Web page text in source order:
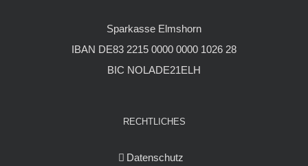
Sparkasse Elmshorn
IBAN DE83 2215 0000 0000 1026 28
BIC NOLADE21ELH
RECHTLICHES
Datenschutz